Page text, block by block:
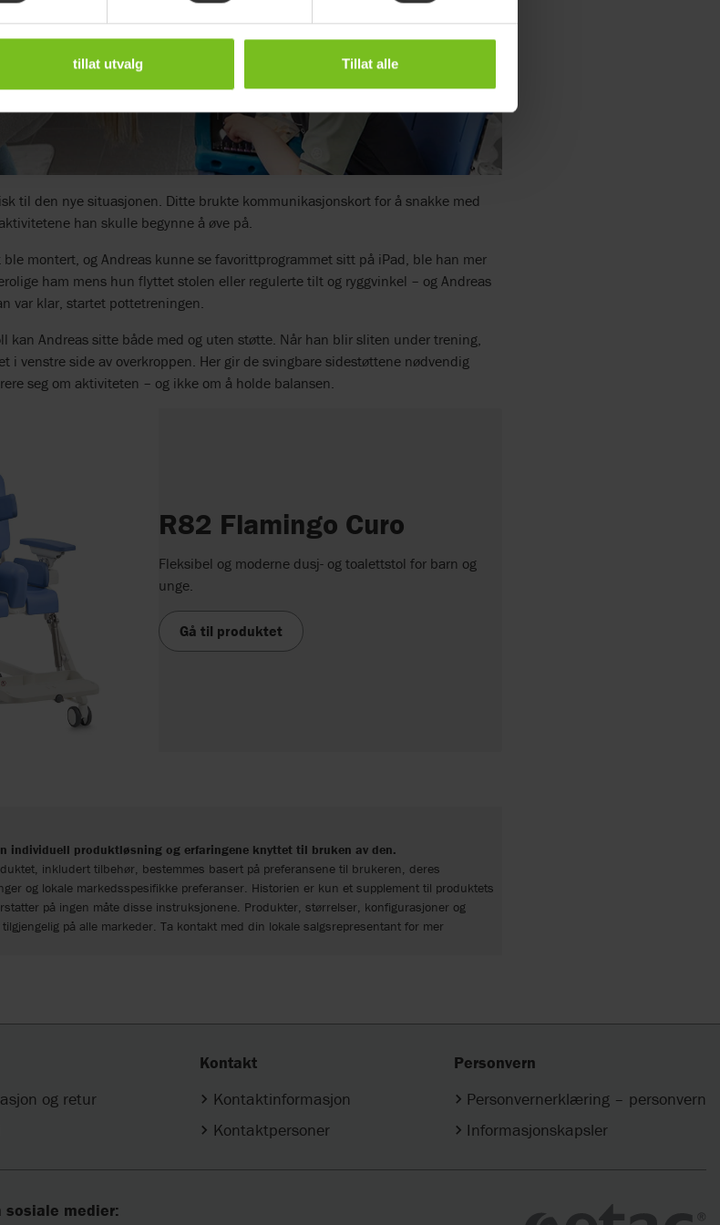
tillat utvalg Tillat alle
til den nye situasjonen. Ditte brukte kommunikasjonskort for å snakke med
han skulle begynne å øve på.
montert, og Andreas kunne se favorittprogrammet sitt på iPad, ble han mer
ham mens hun flyttet stolen eller regulerte tilt og ryggvinkel – og Andreas
var klar, startet pottetreningen.
kan Andreas sitte både med og uten støtte. Når han blir sliten under trening,
i venstre side av overkroppen. Her gir de svingbare sidestøttene nødvendig
seg om aktiviteten – og ikke om å holde balansen.
R82 Flamingo Curo
Fleksibel og moderne dusj- og toalettstol for barn og
unge.
Gå til produktet
individuell produktløsning og erfaringene knyttet til bruken av den.
inkludert tilbehør, bestemmes basert på preferansene til brukeren, deres
og lokale markedsspesifikke preferanser. Historien er kun et supplement til produktets
på ingen måte disse instruksjonene. Produkter, størrelser, konfigurasjoner og
på alle markeder. Ta kontakt med din lokale salgsrepresentant for mer
og retur
Kontakt
Kontaktinformasjon
Kontaktpersoner
Personvern
Personvernerklæring – personvern
Informasjonskapsler
sosiale medier: